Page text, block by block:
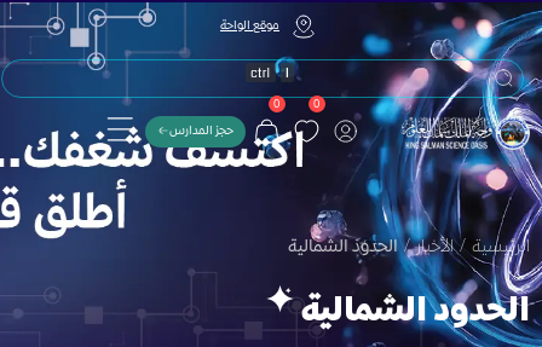
موقع الواحة
0
0
حجز المدارس
الرئيسية / الأخبار / الحدود الشمالية
الحدود الشمالية